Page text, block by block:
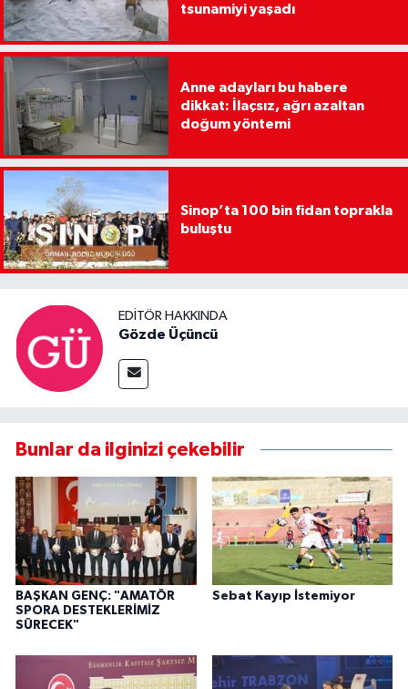
tsunamiyi yaşadı
Anne adayları bu habere
dikkat: İlaçsız, ağrı azaltan
doğum yöntemi
Sinop’ta 100 bin fidan toprakla
buluştu
EDITÖR HAKKINDA
Gözde Üçüncü
Bunlar da ilginizi çekebilir
BAŞKAN GENÇ: "AMATÖR
SPORA DESTEKLERİMİZ
SÜRECEK"
Sebat Kayıp İstemiyor